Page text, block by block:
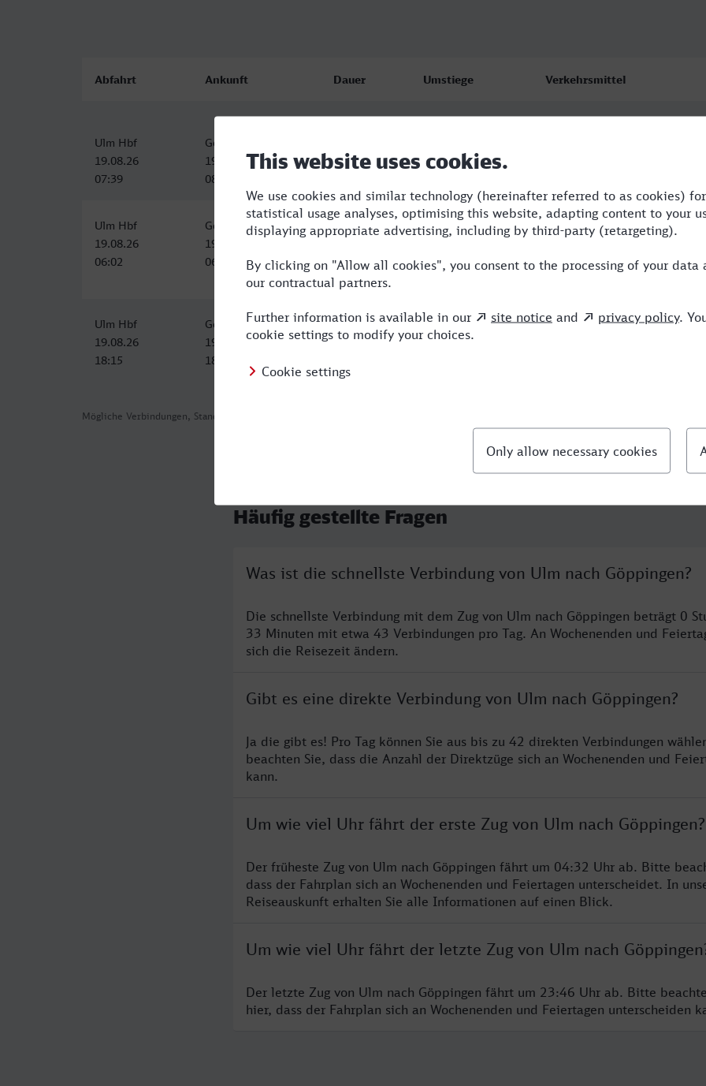
Mögliche Verbindungen, Stand: 2026-08-05 12:31
Abfahrt Ankunft Dauer Umstiege Verkehrsmittel
Ulm Hbf
19.08.26
07:39
Göppingen
19.08.26
08:12
Ulm Hbf
19.08.26
06:02
Göppingen
19.08.26
06:47
0 RE
Ulm Hbf
19.08.26
18:15
Göppingen
19.08.26
18:49
0:34 0 RE
Häufig gestellte Fragen
Was ist die schnellste Verbindung von Ulm nach Göppingen?
Die schnellste Verbindung mit dem Zug von Ulm nach Göppingen beträgt 0
33 Minuten mit etwa 43 Verbindungen pro Tag. An Wochenenden und
sich die Reisezeit ändern.
Gibt es eine direkte Verbindung von Ulm nach Göppingen?
Ja die gibt es! Pro Tag können Sie aus bis zu 42 direkten Verbindungen
beachten Sie, dass die Anzahl der Direktzüge sich an Wochenenden und
kann.
Um wie viel Uhr fährt der erste Zug von Ulm nach Göppingen?
Der früheste Zug von Ulm nach Göppingen fährt um 04:32 Uhr ab. Bitte
dass der Fahrplan sich an Wochenenden und Feiertagen unterscheidet. In
Reiseauskunft erhalten Sie alle Informationen auf einen Blick.
Um wie viel Uhr fährt der letzte Zug von Ulm nach
Der letzte Zug von Ulm nach Göppingen fährt um 23:46 Uhr ab. Bitte
hier, dass der Fahrplan sich an Wochenenden und Feiertagen unterscheiden